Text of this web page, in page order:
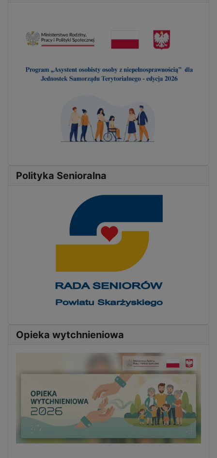
Polityka Senioralna
Opieka wytchnieniowa